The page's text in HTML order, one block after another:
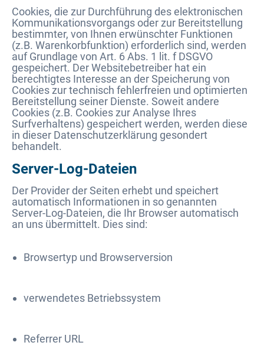
Cookies, die zur Durchführung des elektronischen
Kommunikationsvorgangs oder zur Bereitstellung
bestimmter, von Ihnen erwünschter Funktionen
(z.B. Warenkorbfunktion) erforderlich sind, werden
auf Grundlage von Art. 6 Abs. 1 lit. f DSGVO
gespeichert. Der Websitebetreiber hat ein
berechtigtes Interesse an der Speicherung von
Cookies zur technisch fehlerfreien und optimierten
Bereitstellung seiner Dienste. Soweit andere
Cookies (z.B. Cookies zur Analyse Ihres
Surfverhaltens) gespeichert werden, werden diese
in dieser Datenschutzerklärung gesondert
behandelt.
Server-Log-Dateien
Der Provider der Seiten erhebt und speichert
automatisch Informationen in so genannten
Server-Log-Dateien, die Ihr Browser automatisch
an uns übermittelt. Dies sind:
Browsertyp und Browserversion
verwendetes Betriebssystem
Referrer URL